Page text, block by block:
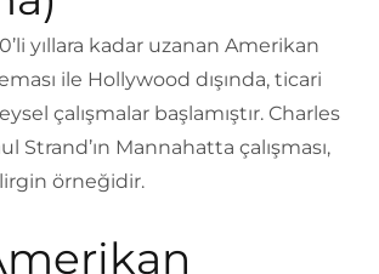
yıllara kadar uzanan Amerikan
ile Hollywood dışında, ticari
çalışmalar başlamıştır. Charles
Strand’ın Mannahatta çalışması,
örneğidir.